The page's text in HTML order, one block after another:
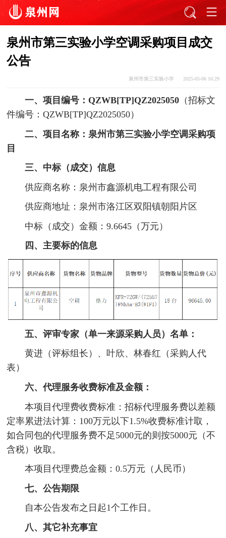
泉州市第三实验小学空调采购项目成交
公告
泉州市第三实验小学 2025-05-06 16:29
一、项目编号：QZWB[TP]QZ2025050（招标文
件编号：QZWB[TP]QZ2025050）
二、项目名称：泉州市第三实验小学空调采购项
目
三、中标（成交）信息
供应商名称：泉州市鑫源机电工程有限公司
供应商地址：泉州市洛江区双阳镇朝阳片区
中标（成交）金额：9.6645（万元）
四、主要标的信息
五、评审专家（单一来源采购人员）名单：
黄进（评标组长）、叶欣、林春红（采购人代
表）
六、代理服务收费标准及金额：
本项目代理费收费标准：招标代理服务费以差额
定率累进法计算：100万元以下1.5%收费标准计取，
如合同包的代理服务费不足5000元的则按5000元（不
含税）收取。
本项目代理费总金额：0.5万元（人民币）
七、公告期限
自本公告发布之日起1个工作日。
八、其它补充事宜